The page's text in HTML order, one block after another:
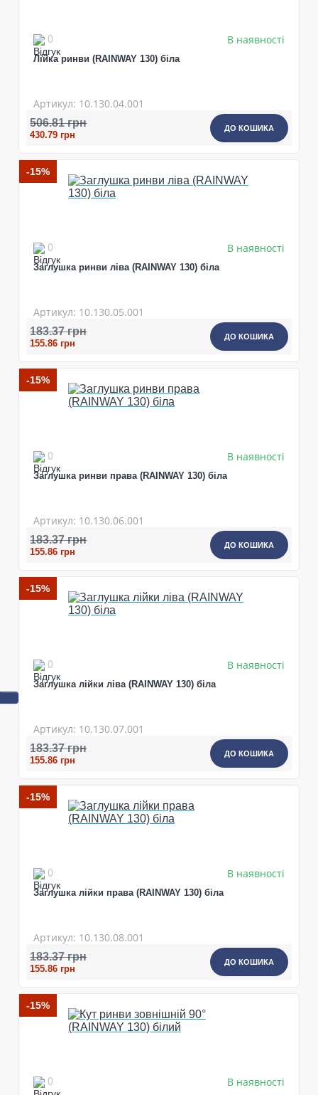
0 В наявності
Лійка ринви (RAINWAY 130) біла
Артикул: 10.130.04.001
506.81 грн
430.79 грн
ДО КОШИКА
-15%
0 В наявності
Заглушка ринви ліва (RAINWAY 130) біла
Артикул: 10.130.05.001
183.37 грн
155.86 грн
ДО КОШИКА
-15%
0 В наявності
Заглушка ринви права (RAINWAY 130) біла
Артикул: 10.130.06.001
183.37 грн
155.86 грн
ДО КОШИКА
-15%
0 В наявності
Заглушка лійки ліва (RAINWAY 130) біла
Артикул: 10.130.07.001
183.37 грн
155.86 грн
ДО КОШИКА
-15%
0 В наявності
Заглушка лійки права (RAINWAY 130) біла
Артикул: 10.130.08.001
183.37 грн
155.86 грн
ДО КОШИКА
-15%
0 В наявності